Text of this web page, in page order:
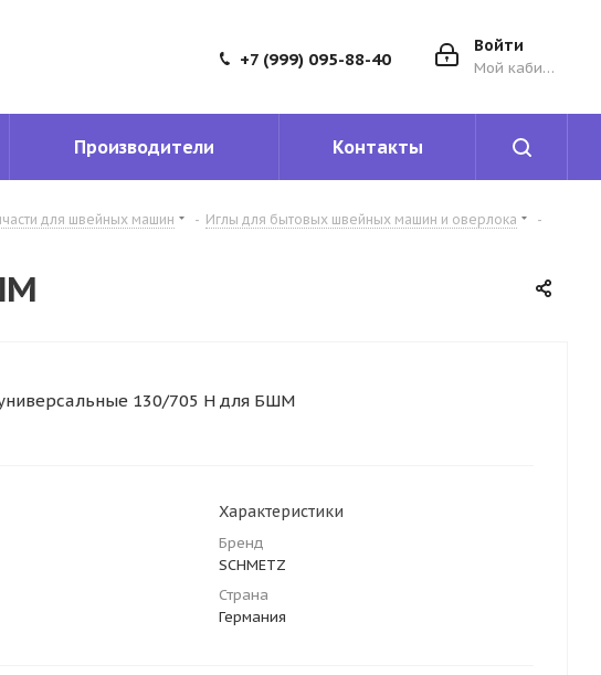
Войти
Мой кабинет
+7 (999) 095-88-40
Производители Контакты
для швейных машин - Иглы для бытовых швейных машин и оверлока
-
универсальные 130/705 Н для БШМ
Характеристики
Бренд
SCHMETZ
Страна
Германия